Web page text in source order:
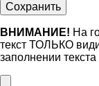
Сохранить
ВНИМАНИЕ! На
текст ТОЛЬКО
заполнении